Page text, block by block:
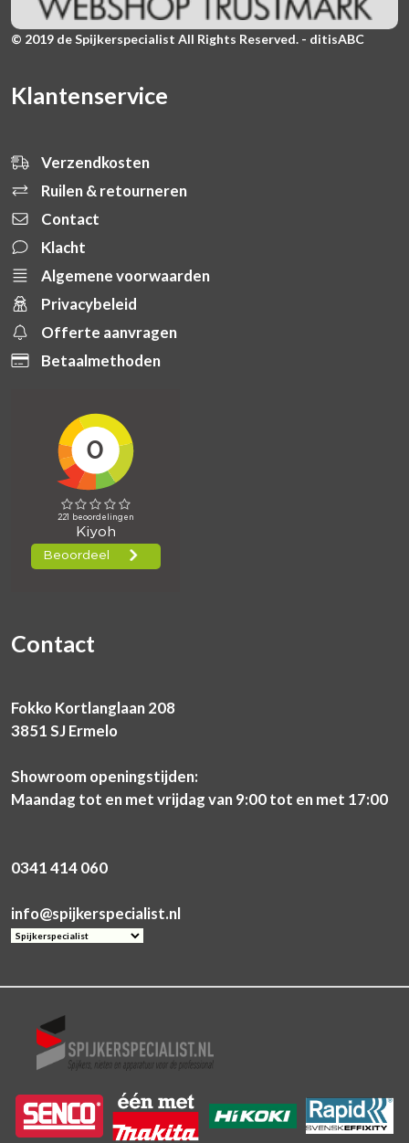
© 2019 de Spijkerspecialist All Rights Reserved. - ditisABC
Klantenservice
Verzendkosten
Ruilen & retourneren
Contact
Klacht
Algemene voorwaarden
Privacybeleid
Offerte aanvragen
Betaalmethoden
Contact
Fokko Kortlanglaan 208
3851 SJ Ermelo
Showroom openingstijden:
Maandag tot en met vrijdag van 9:00 tot en met 17:00
0341 414 060
info@spijkerspecialist.nl